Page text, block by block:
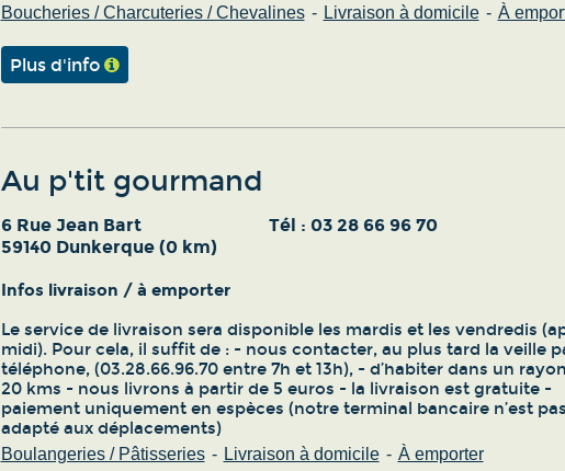
Boucheries / Charcuteries / Chevalines Livraison à domicile À
Plus d'info
Au p'tit gourmand
6 Rue Jean Bart
59140 Dunkerque (0 km)
Tél : 03 28 66 96 70
Infos livraison / à emporter
Le service de livraison sera disponible les mardis et les vendredis
midi). Pour cela, il suffit de : - nous contacter, au plus tard la veille
téléphone, (03.28.66.96.70 entre 7h et 13h), - d’habiter dans un
20 kms - nous livrons à partir de 5 euros - la livraison est gratuite -
paiement uniquement en espèces (notre terminal bancaire n’est
adapté aux déplacements)
Boulangeries / Pâtisseries Livraison à domicile À emporter